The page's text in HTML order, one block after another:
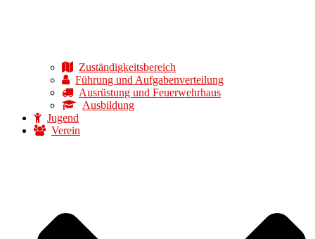
Zuständigkeitsbereich
Führung und Aufgabenverteilung
Ausrüstung und Feuerwehrhaus
Ausbildung
Jugend
Verein